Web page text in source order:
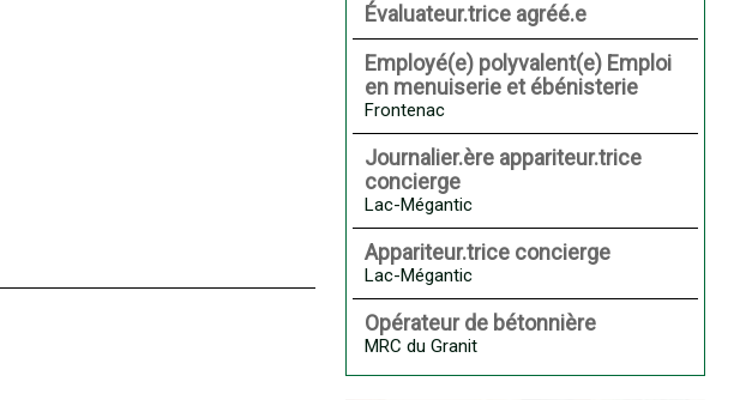
Évaluateur.trice agréé.e
Employé(e) polyvalent(e) Emploi
en menuiserie et ébénisterie
Frontenac
Journalier.ère appariteur.trice
concierge
Lac-Mégantic
Appariteur.trice concierge
Lac-Mégantic
Opérateur de bétonnière
MRC du Granit